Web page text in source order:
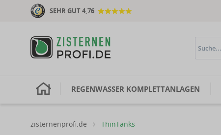
SEHR GUT 4,76
H REGENWASSER KOMPLETTANLAGEN
zisternenprofi.de ThinTanks